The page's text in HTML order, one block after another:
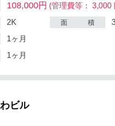
108,000円 (管理費等： 3,000
2K 面 積
1ヶ月
1ヶ月
ビル